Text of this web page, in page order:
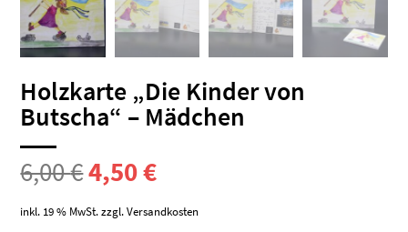
Holzkarte „Die Kinder von
Butscha“ – Mädchen
6,00€Ursprünglicher
Preis
4,50€Aktueller
Preis
inkl. 19 % MwSt. zzgl.Versandkosten